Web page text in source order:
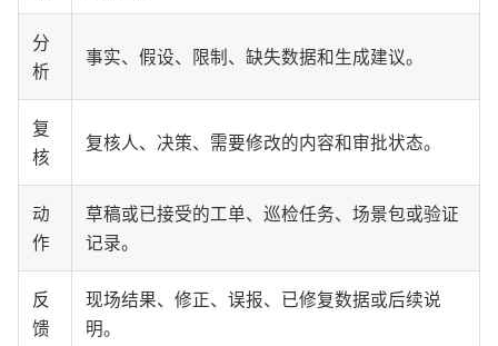
分
析
事实、假设、限制、缺失数据和生成建议。
复
核
复核人、决策、需要修改的内容和审批状态。
动
作
草稿或已接受的工单、巡检任务、场景包或验证
记录。
反
馈
现场结果、修正、误报、已修复数据或后续说
明。